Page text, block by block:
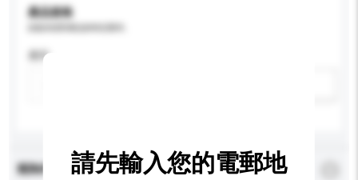
產品規格
應用
查詢內容 *必須填寫
請先輸入您的電郵地